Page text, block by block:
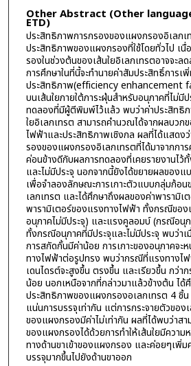
Other Abstract (Other
ETD)
ประสิทธิภาพการกรองของแผงกรองอิเลก
ประสิทธิภาพของแผงกรองที่ใช้โดยทั่วไป เ
รองในช่วงต้นของเส้นใยอิเลกเทรตอาจจะล
การศึกษาในที่นี้จะทำนายค่าสัมประสิทธิ์การเ
ประสิทธิภาพ(efficiency enhancement
บนเส้นใยภายใต้ภาระฝุ่นสำหรับอนุภาคที่ไม่มี
ทดลองที่มีผู้ตีพิมพ์ไว้แล้ว พบว่าค่าประสิทธิ
ใยอิเลกเทรต สามารถคำนวณได้จากผลบวก
ไฟฟ้าและประสิทธิภาพเชิงกล ผลที่ได้แสดง
รองของแผงกรองอิเลกเทรตที่ได้มาจากก
ค่อนข้างดีกับผลการทดลองที่เคยรายงานไว้
และไม่มีประจุ นอกจากนี้ยังได้ขยายผลของ
เพื่อจำลองลักษณะการเกาะตัวแบบกลุ่มก้อน
เลกเทรต และได้ศึกษาถึงผลของค่าพารามิเ
พารามิเตอร์ของแรงทางไฟฟ้า ทั้งกรณีขอ
อนุภาคไม่มีประจุ) และแรงคูลอมบ์ (กรณีอนุ
ทั้งกรณีอนุภาคที่มีประจุและไม่มีประจุ พบว่าเ
การสกัดกั้นมีค่าน้อย การเกาะของอนุภาคจ
ทางไฟฟ้าต่อรูปทรง พบว่ากรณีที่แรงทางไ
เดนไดรต์จะสูงขึ้น ตรงขึ้น และเรียวขึ้น กว่
น้อย นอกเหนือจากที่กล่าวมาแล้วข้างต้น ได้
ประสิทธิภาพของแผงกรองอเลกเทรต 4 ชิ้น
แน่นการบรรจุเท่ากัน แต่การกระจายตัวของ
ของแผงกรองมีค่าไม่เท่ากัน ผลที่ได้พบว่าสา
ของแผงกรองได้ด้วยการทำให้เส้นใยมีความ
ทางด้านขาเข้าของแผงกรอง และค่อยๆเพิ่ม
บรรจุมากขึ้นไปยังด้านขาออก